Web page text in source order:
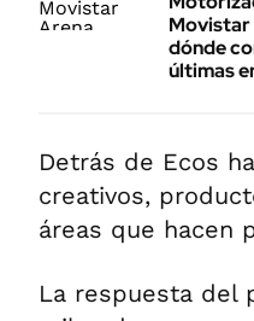
Movistar
dónde
últimas
Detrás de Ecos
creativos,
áreas que hacen
La respuesta del